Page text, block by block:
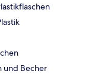
und Becher